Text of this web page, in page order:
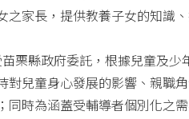
家長，提供教養子女的知識
縣政府委託，根據兒童及少
兒童身心發展的影響、親職
時為涵蓋受輔導者個別化之